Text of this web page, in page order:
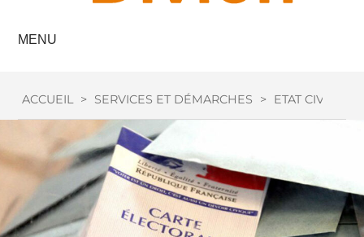
MENU
ACCUEIL > SERVICES ET DÉMARCHES > ETAT CIVIL